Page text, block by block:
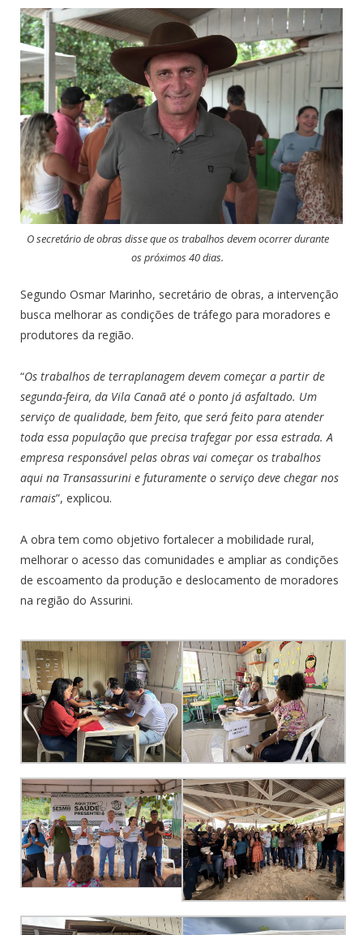
O secretário de obras disse que os trabalhos devem ocorrer durante
os próximos 40 dias.
Segundo Osmar Marinho, secretário de obras, a intervenção
busca melhorar as condições de tráfego para moradores e
produtores da região.
“Os trabalhos de terraplanagem devem começar a partir de
segunda-feira, da Vila Canaã até o ponto já asfaltado. Um
serviço de qualidade, bem feito, que será feito para atender
toda essa população que precisa trafegar por essa estrada. A
empresa responsável pelas obras vai começar os trabalhos
aqui na Transassurini e futuramente o serviço deve chegar nos
ramais”, explicou.
A obra tem como objetivo fortalecer a mobilidade rural,
melhorar o acesso das comunidades e ampliar as condições
de escoamento da produção e deslocamento de moradores
na região do Assurini.